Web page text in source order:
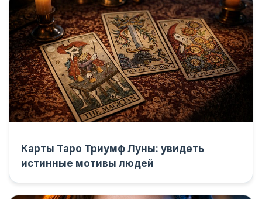
Карты Таро Триумф Луны: увидеть
истинные мотивы людей